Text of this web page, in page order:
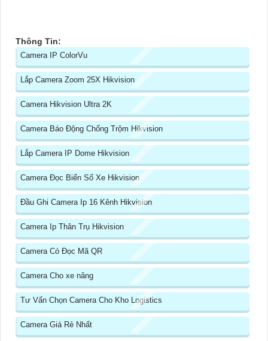
Thông Tin:
Camera IP ColorVu
Lắp Camera Zoom 25X Hikvision
Camera Hikvision Ultra 2K
Camera Báo Động Chống Trộm Hikvision
Lắp Camera IP Dome Hikvision
Camera Đọc Biển Số Xe Hikvision
Đầu Ghi Camera Ip 16 Kênh Hikvision
Camera Ip Thân Trụ Hikvision
Camera Có Đọc Mã QR
Camera Cho xe nâng
Tư Vấn Chọn Camera Cho Kho Logistics
Camera Giá Rẻ Nhất